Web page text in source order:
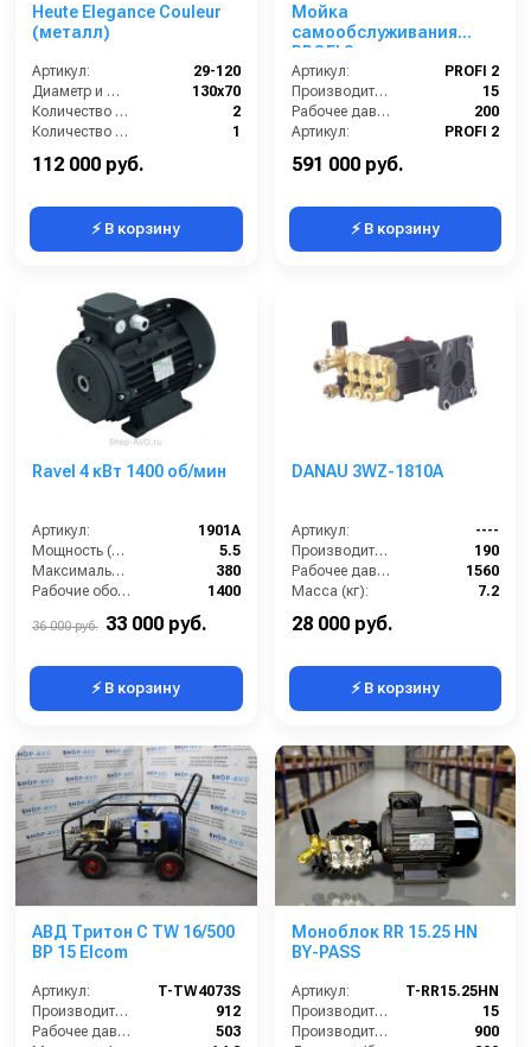
Heute Elegance Couleur
(металл)
Артикул:
29-120
Диаметр и ширина щёток (мм):
130х70
Количество щёток полировки (шт):
2
Количество щёток предварительной очистки (шт):
1
112 000 руб.
⚡ В корзину
Мойка
самообслуживания
PROFI 2 поста
Артикул:
PROFI 2
Производительность (л/мин):
15
Рабочее давление (бар):
200
Артикул:
PROFI 2
591 000 руб.
⚡ В корзину
Ravel 4 кВт 1400 об/мин
Артикул:
1901A
Мощность (л/с):
5.5
Максимальное напряжение (В):
380
Рабочие обороты вала (об/мин):
1400
36 000 руб. 33 000 руб.
⚡ В корзину
DANAU 3WZ-1810A
Артикул:
----
Производительность (л/ч):
190
Рабочее давление (бар):
1560
Масса (кг):
7.2
Обороты двигателя (об/мин):
28 000 руб.
⚡ В корзину
АВД Тритон C TW 16/500
BP 15 Elcom
Артикул:
T-TW4073S
Производительность (л/ч):
912
Рабочее давление (бар):
503
Моноблок RR 15.25 HN
BY-PASS
Артикул:
T-RR15.25HN
Производительность (л/мин):
15
Производительность (л/ч):
900